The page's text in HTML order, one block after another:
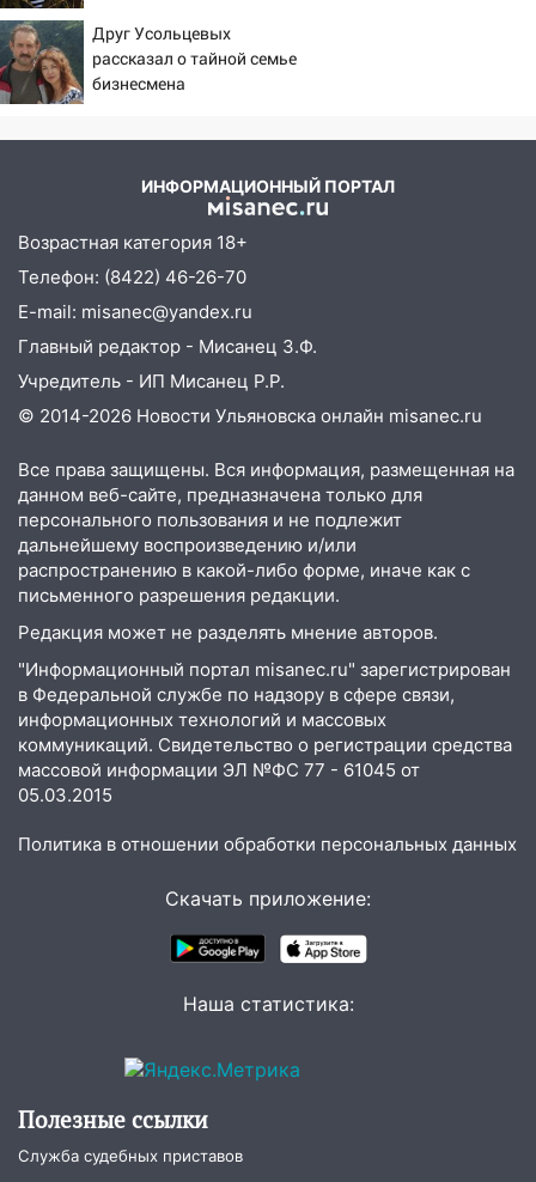
06:45
Ульяновске останется закрытым до
утра 10 августа
05:18
на 8 августа — кому повезет с
04:47 В Ульяновской области объявили
ракетную опасность: звучат сирены
07.08.2026
20:40 Ульяновские аграрии смогут
купить тракторы с отсрочкой платежа
до декабря
19:34
В следственном управлении
состоялось торжественное
мероприятие, приуроченное к
празднованию Дня сотрудника органов
следствия Российской Федерации
19:30 Ульяновцев приглашают
поддержать «Симбирскую чебурашку»
на фестивале «ФормАРТ»
18:11 Ульяновская область стала
пилотным регионом проекта
«Культурное долголетие»
17:23
Прогноз погоды в Ульяновской
области на 8 августа
17:16
В реанимацию Ульяновской
новых аппаратов ИВЛ
В Чердаклинском районе
ремонтируют дороги, ставят остановки
и проводят новое освещение
девять бункеров для крупногабаритного
16:26 В Ульяновске бесплатно покажут
матч «Волги» под открытым небом
Друг Усольцевых
рассказал о тайной семье
бизнесмена
ИНФОРМАЦИОННЫЙ ПОРТАЛ
Возрастная категория 18+
Телефон: (8422) 46-26-70
E-mail: misanec@yandex.ru
Главный редактор - Мисанец З.Ф.
Учредитель - ИП Мисанец Р.Р.
© 2014-2026 Новости Ульяновска онлайн misanec.ru
Все права защищены. Вся информация, размещенная на
данном веб-сайте, предназначена только для
персонального пользования и не подлежит
дальнейшему воспроизведению и/или
распространению в какой-либо форме, иначе как с
письменного разрешения редакции.
Редакция может не разделять мнение авторов.
"Информационный портал misanec.ru" зарегистрирован
в Федеральной службе по надзору в сфере связи,
информационных технологий и массовых
коммуникаций. Свидетельство о регистрации средства
массовой информации ЭЛ №ФС 77 - 61045 от
05.03.2015
Политика в отношении обработки персональных данных
Скачать приложение:
Наша статистика:
Полезные ссылки
Служба судебных приставов